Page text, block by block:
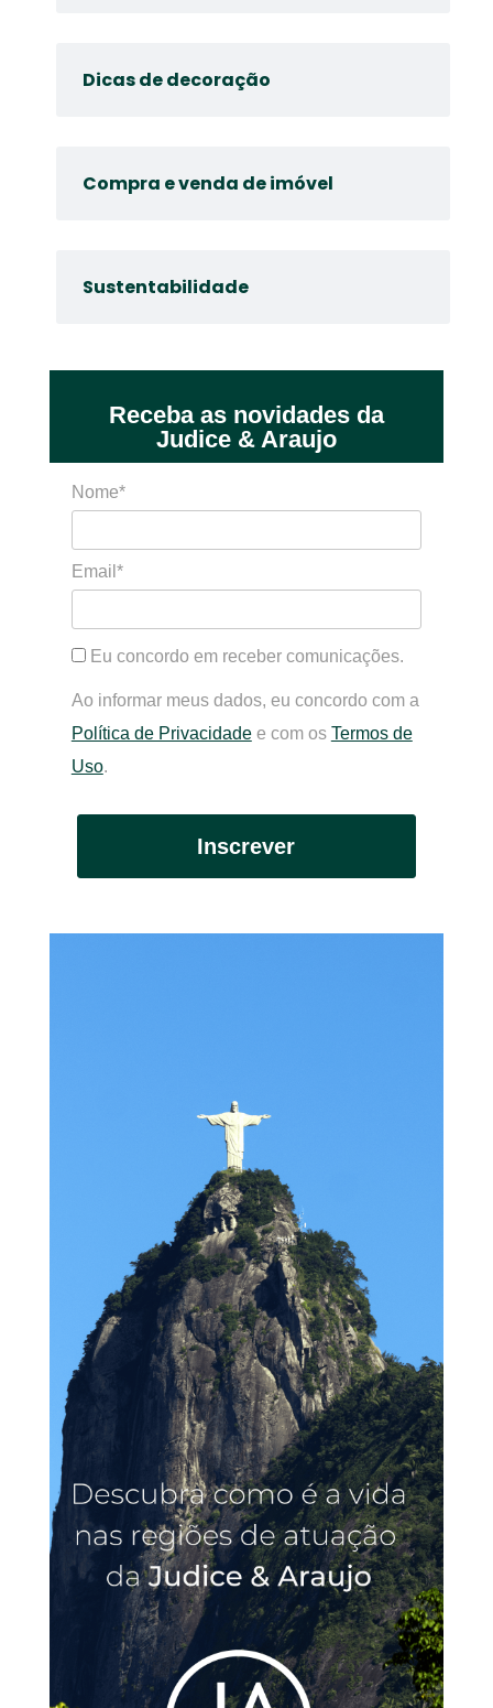
Dicas de decoração
Compra e venda de imóvel
Sustentabilidade
Receba as novidades da
Judice & Araujo
Nome*
Email*
Eu concordo em receber comunicações.
Ao informar meus dados, eu concordo com a
Política de Privacidadee com os Termos de
Uso.
Inscrever